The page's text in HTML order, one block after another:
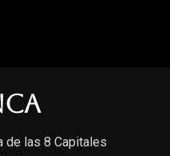
de las 8 Capitales